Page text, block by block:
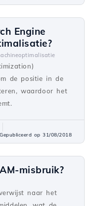
Engine
de positie in de
waardoor het
Gepubliceerd op 31/08/2018
misbruik?
naar het